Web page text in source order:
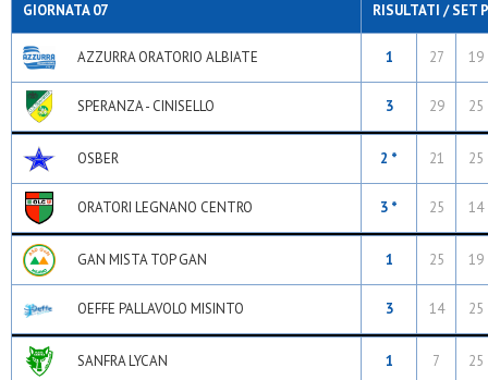
GIORNATA 07 RISULTATI / SET
AZZURRA ORATORIO ALBIATE 1 27 19
SPERANZA - CINISELLO 3 29 25
OSBER 2 * 21 25
ORATORI LEGNANO CENTRO 3 * 25 14
GAN MISTA TOP GAN 1 25 19
OEFFE PALLAVOLO MISINTO 3 14 25
SANFRA LYCAN 1 7 25